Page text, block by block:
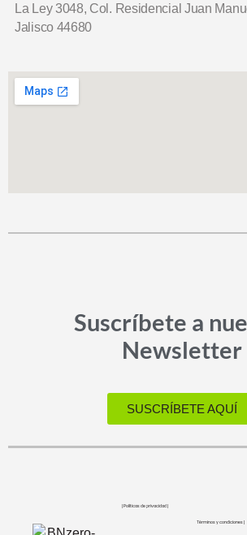
La Ley 3048, Col. Residencial Juan
Jalisco 44680
Suscríbete a
Newsletter
SUSCRÍBETE AQUÍ
| Políticas de privacidad |
Términos y condiciones |